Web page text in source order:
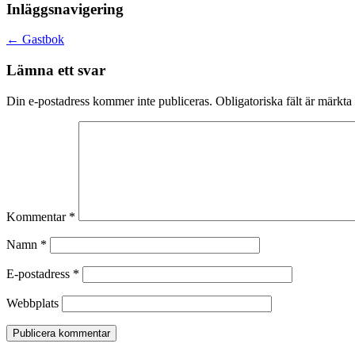
Inläggsnavigering
← Gastbok
Lämna ett svar
Din e-postadress kommer inte publiceras. Obligatoriska fält är märkta
Kommentar *
Namn *
E-postadress *
Webbplats